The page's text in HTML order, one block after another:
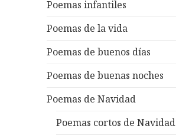
Poemas infantiles
Poemas de la vida
Poemas de buenos días
Poemas de buenas noches
Poemas de Navidad
Poemas cortos de Navidad